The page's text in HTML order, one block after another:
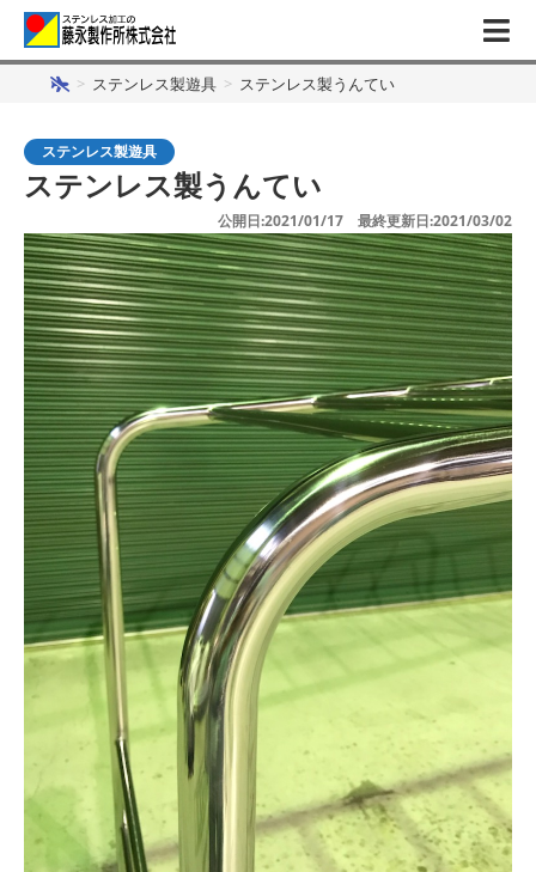
> ステンレス製遊具 > ステンレス製うんてい
ステンレス製遊具
ステンレス製うんてい
公開日:2021/01/17 最終更新日:2021/03/02